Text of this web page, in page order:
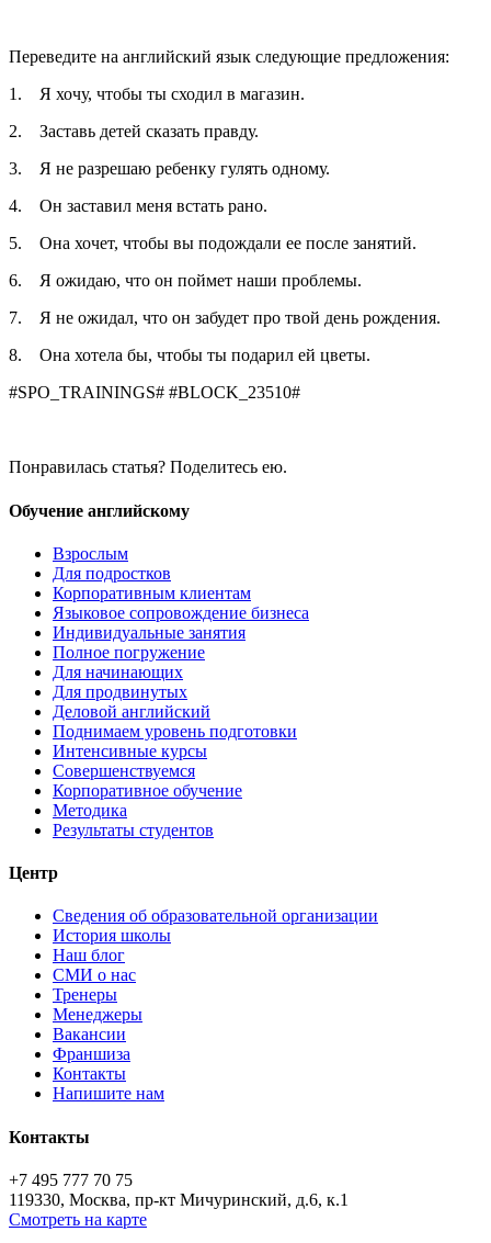
Переведите на английский язык следующие предложения:
1. Я хочу, чтобы ты сходил в магазин.
2. Заставь детей сказать правду.
3. Я не разрешаю ребенку гулять одному.
4. Он заставил меня встать рано.
5. Она хочет, чтобы вы подождали ее после занятий.
6. Я ожидаю, что он поймет наши проблемы.
7. Я не ожидал, что он забудет про твой день рождения.
8. Она хотела бы, чтобы ты подарил ей цветы.
#SPO_TRAININGS# #BLOCK_23510#
Понравилась статья? Поделитесь ею.
Обучение английскому
Взрослым
Для подростков
Корпоративным клиентам
Языковое сопровождение бизнеса
Индивидуальные занятия
Полное погружение
Для начинающих
Для продвинутых
Деловой английский
Поднимаем уровень подготовки
Интенсивные курсы
Совершенствуемся
Корпоративное обучение
Методика
Результаты студентов
Центр
Сведения об образовательной организации
История школы
Наш блог
СМИ о нас
Тренеры
Менеджеры
Вакансии
Франшиза
Контакты
Напишите нам
Контакты
+7 495 777 70 75
119330, Москва, пр-кт Мичуринский, д.6, к.1
Смотреть на карте